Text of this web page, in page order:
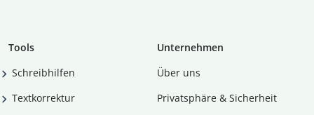
Tools
Schreibhilfen
Textkorrektur
Unternehmen
Über uns
Privatsphäre & Sicherheit